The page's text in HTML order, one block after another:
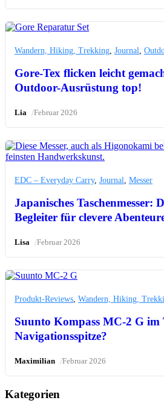
Wandern, Hiking, Trekking, Journal,
Gore-Tex flicken leicht
Outdoor-Ausrüstung top!
Lia /Februar 2026
EDC – Everyday Carry, Journal, Messer
Japanisches Taschenmesser:
Begleiter für clevere
Lisa /Februar 2026
Produkt-Reviews, Wandern, Hiking,
Suunto Kompass MC-2 G im
Navigationsspitze?
Maximilian /Februar 2026
Kategorien